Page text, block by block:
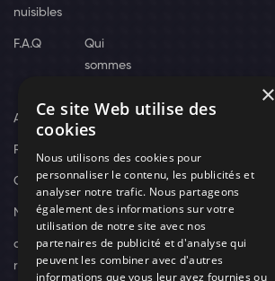
nuisibles
F.A.Q
Qui
sommes
Actus
Recrutement
Contact
Nos techniciens
campagne-
recrutement
×
Ce site Web utilise des
cookies
Nous utilisons des cookies pour
personnaliser le contenu, les publicités et
analyser notre trafic. Nous partageons
également des informations sur votre
utilisation de notre site avec nos
partenaires de publicité et d'analyse qui
peuvent les combiner avec d'autres
informations que vous leur avez fournies ou